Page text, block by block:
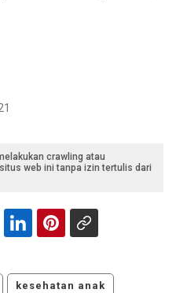
crawling atau
web ini tanpa izin tertulis dari
kesehatan anak